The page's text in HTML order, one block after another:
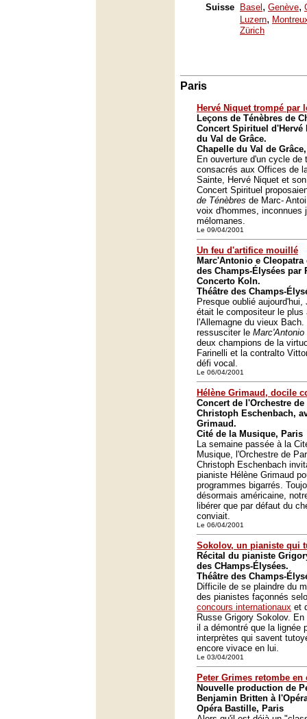
Suisse Basel , Genève,
Luzern,
Zürich
Paris
Hervé Niquet trompé par
Leçons de Ténèbres de
Concert Spirituel d'Hervé
du Val de Grâce.
Chapelle du Val de
En ouverture d'un cycle de
consacrés aux Offices de
Sainte, Hervé Niquet et
Concert Spirituel
de Ténèbres de Marc-
voix d'hommes, inconnues
mélomanes.
Le 09/04/2001
Un feu d'artifice mouillé
Marc'Antonio e Cleopatra
des Champs-Élysées par
Concerto Koln.
Théâtre des Champs-
Presque oublié
était le compositeur le plus
l'Allemagne du vieux Bach.
ressusciter le Marc'Antonio
deux champions de la
Farinelli et la contralto
défi vocal.
Le 06/04/2001
Hélène Grimaud, docile
Concert de l'Orchestre
Christoph Eschenbach,
Grimaud.
Cité de la Musique, Paris
La semaine passée à la
Musique, l'Orchestre de
Christoph Eschenbach
pianiste Hélène Grimaud
programmes bigarrés.
désormais américaine,
libérer que par défaut du
conviait.
Le 06/04/2001
Sokolov, un pianiste qui
Récital du pianiste
des CHamps-Élysées.
Théâtre des Champs-
Difficile de se plaindre du
des pianistes façonnés
concours internationaux et
Russe Grigory Sokolov.
il a démontré que la lignée
interprètes qui savent
encore vivace en lui.
Le 03/04/2001
Peter Grimes retombe en
Nouvelle production de
Benjamin Britten à
Opéra Bastille, Paris